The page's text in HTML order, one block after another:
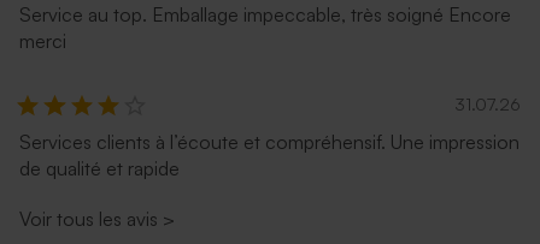
Service au top. Emballage impeccable, très soigné Encore
merci
31.07.26
Services clients à l’écoute et compréhensif. Une impression
de qualité et rapide
Voir tous les avis >